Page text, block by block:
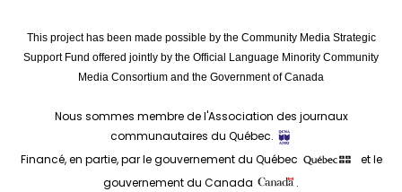
This project has been made possible by the Community Media Strategic
Support Fund offered jointly by the Official Language Minority Community
Media Consortium and the Government of Canada
Nous sommes membre de l'Association des journaux
communautaires du Québec.
Financé, en partie, par le gouvernement du Québec
et le
gouvernement du Canada
.